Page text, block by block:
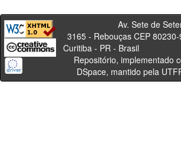
Av. Sete de
3165 - Rebouças CEP
Curitiba - PR -
Repositório, implementado
DSpace, mantido pela